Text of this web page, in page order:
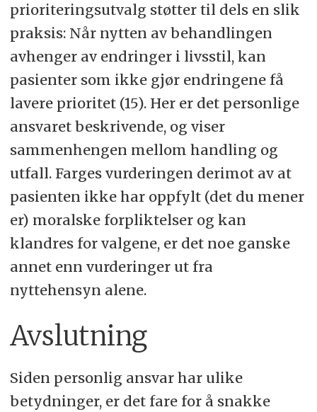
prioriteringsutvalg støtter til dels en slik
praksis: Når nytten av behandlingen
avhenger av endringer i livsstil, kan
pasienter som ikke gjør endringene få
lavere prioritet (15). Her er det personlige
ansvaret beskrivende, og viser
sammenhengen mellom handling og
utfall. Farges vurderingen derimot av at
pasienten ikke har oppfylt (det du mener
er) moralske forpliktelser og kan
klandres for valgene, er det noe ganske
annet enn vurderinger ut fra
nyttehensyn alene.
Avslutning
Siden personlig ansvar har ulike
betydninger, er det fare for å snakke